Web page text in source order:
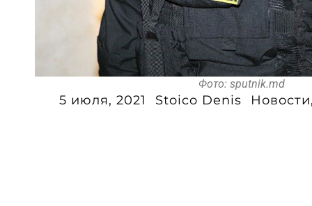
Фото: sputnik.md
5 июля, 2021 Stoico Denis Новости,